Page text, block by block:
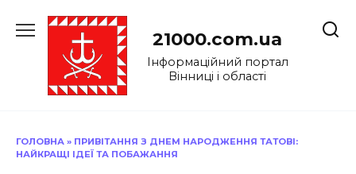
до
21000.com.ua
Інформаційний портал
Вінниці і області
ГОЛОВНА » ПРИВІТАННЯ З ДНЕМ НАРОДЖЕННЯ ТАТОВІ:
НАЙКРАЩІ ІДЕЇ ТА ПОБАЖАННЯ